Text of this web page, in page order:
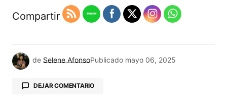
Compartir
de Selene AfonsoPublicado mayo 06, 2025
DEJAR COMENTARIO